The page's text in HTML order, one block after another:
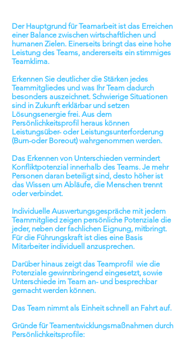
Der Hauptgrund für Teamarbeit ist das Erreichen
einer Balance zwischen wirtschaftlichen und
humanen Zielen. Einerseits bringt das eine hohe
Leistung des Teams, andererseits ein stimmiges
Teamklima.
Erkennen Sie deutlicher die Stärken jedes
Teammitgliedes und was Ihr Team dadurch
besonders auszeichnet. Schwierige Situationen
sind in Zukunft erklärbar und setzen
Lösungsenergie frei. Aus dem
Persönlichkeitsprofil heraus können
Leistungsüber- oder Leistungsunterforderung
(Burn-oder Boreout) wahrgenommen werden.
Das Erkennen von Unterschieden vermindert
Konfliktpotenzial innerhalb des Teams. Je mehr
Personen daran beteiligt sind, desto höher ist
das Wissen um Abläufe, die Menschen trennt
oder verbindet.
Individuelle Auswertungsgespräche mit jedem
Teammitglied zeigen persönliche Potenziale die
jeder, neben der fachlichen Eignung, mitbringt.
Für die Führungskraft ist dies eine Basis
Mitarbeiter individuell anzusprechen.
Darüber hinaus zeigt das Teamprofil wie die
Potenziale gewinnbringend eingesetzt, sowie
Unterschiede im Team an- und besprechbar
gemacht werden können.
Das Team nimmt als Einheit schnell an Fahrt auf.
Gründe für Teamentwicklungsmaßnahmen durch
Persönlichkeitsprofile: